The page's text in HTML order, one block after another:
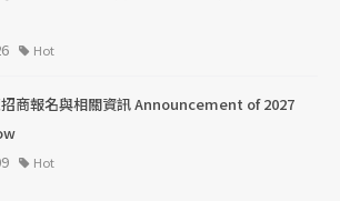
Hot
商報名與相關資訊 Announcement of 2027
Hot